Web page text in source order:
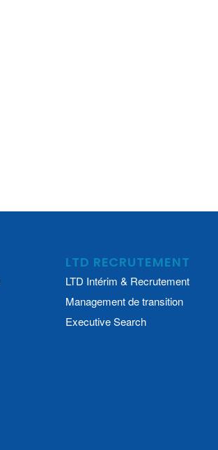
LTD RECRUTEMENT
LTD Intérim & Recrutement
Management de transition
Executive Search